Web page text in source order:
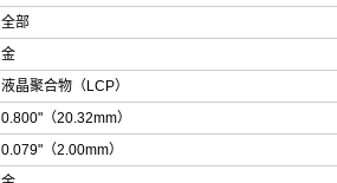
全部
金
液晶聚合物（LCP）
0.800"（20.32mm）
0.079"（2.00mm）